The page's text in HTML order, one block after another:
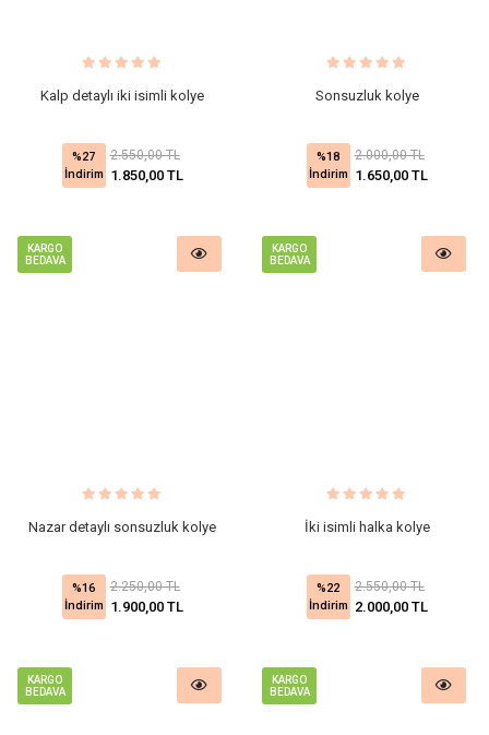
Kalp detaylı iki isimli kolye
%27
İndirim
2.550,00 TL
1.850,00 TL
Sonsuzluk kolye
%18
İndirim
2.000,00 TL
1.650,00 TL
KARGO
BEDAVA
Nazar detaylı sonsuzluk kolye
%16
İndirim
2.250,00 TL
1.900,00 TL
KARGO
BEDAVA
İki isimli halka kolye
%22
İndirim
2.550,00 TL
2.000,00 TL
KARGO
BEDAVA
KARGO
BEDAVA